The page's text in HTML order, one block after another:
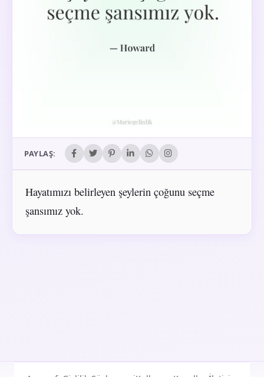
PAYLAŞ:
Hayatımızı belirleyen şeylerin çoğunu seçme
şansımız yok.